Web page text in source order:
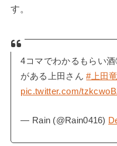
す。
4コマでわかるもらい
がある上田さん#上田
pic.twitter.com/
— Rain (@Rain0416)